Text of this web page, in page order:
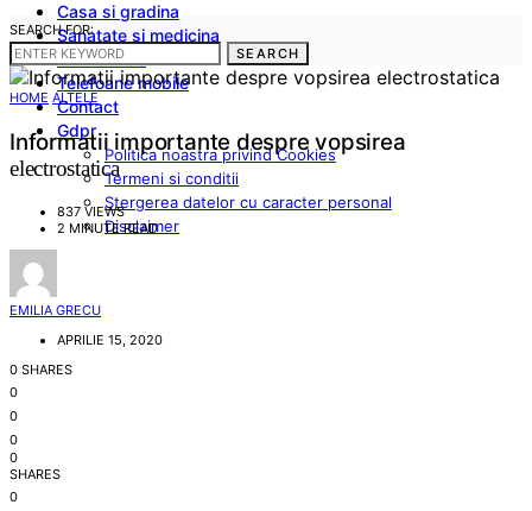
Casa si gradina
Sanatate si medicina
Cum sa fac
Telefoane mobile
Contact
Gdpr
Politica noastra privind Cookies
Termeni si conditii
Stergerea datelor cu caracter personal
Disclaimer
SEARCH FOR:
SEARCH
HOME ALTELE
Informatii importante despre vopsirea
electrostatica
837 VIEWS
2 MINUTE READ
EMILIA GRECU
APRILIE 15, 2020
0 SHARES
0
0
0
0
SHARES
0